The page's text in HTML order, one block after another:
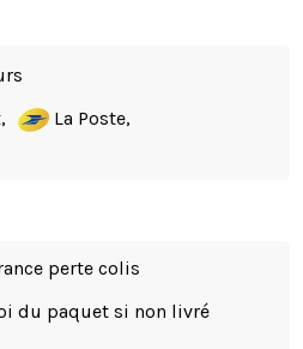
La Poste,
perte colis
du paquet si non livré